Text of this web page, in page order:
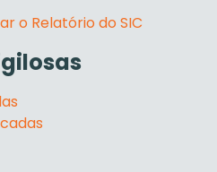
o Relatório do SIC